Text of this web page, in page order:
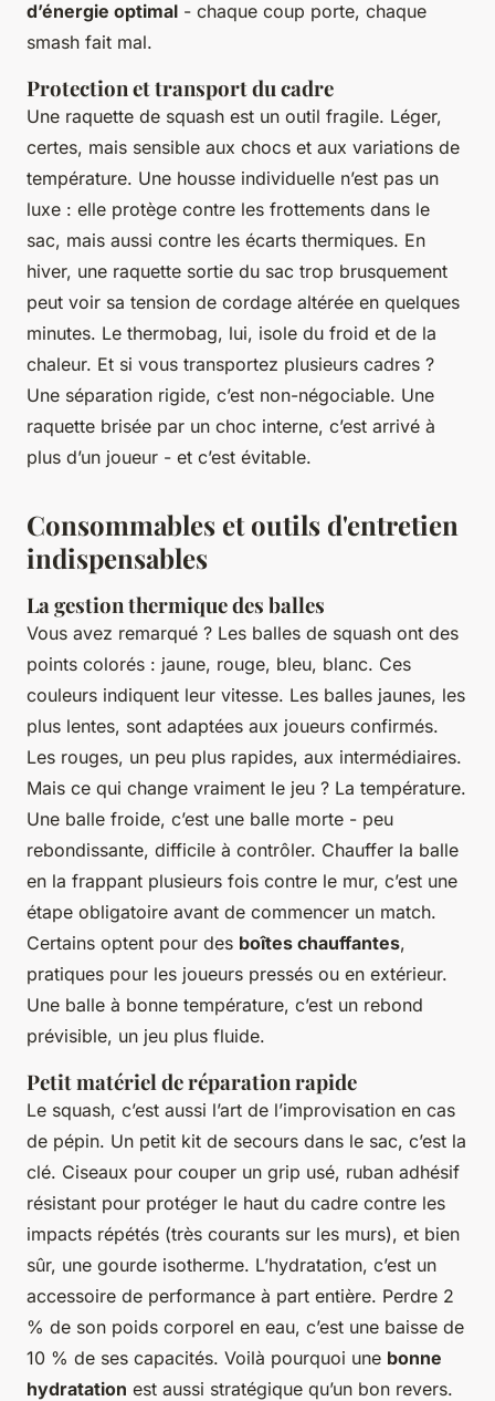
d’énergie optimal - chaque coup porte, chaque
smash fait mal.
Protection et transport du cadre
Une raquette de squash est un outil fragile. Léger,
certes, mais sensible aux chocs et aux variations de
température. Une housse individuelle n’est pas un
luxe : elle protège contre les frottements dans le
sac, mais aussi contre les écarts thermiques. En
hiver, une raquette sortie du sac trop brusquement
peut voir sa tension de cordage altérée en quelques
minutes. Le thermobag, lui, isole du froid et de la
chaleur. Et si vous transportez plusieurs cadres ?
Une séparation rigide, c’est non-négociable. Une
raquette brisée par un choc interne, c’est arrivé à
plus d’un joueur - et c’est évitable.
Consommables et outils d'entretien
indispensables
La gestion thermique des balles
Vous avez remarqué ? Les balles de squash ont des
points colorés : jaune, rouge, bleu, blanc. Ces
couleurs indiquent leur vitesse. Les balles jaunes, les
plus lentes, sont adaptées aux joueurs confirmés.
Les rouges, un peu plus rapides, aux intermédiaires.
Mais ce qui change vraiment le jeu ? La température.
Une balle froide, c’est une balle morte - peu
rebondissante, difficile à contrôler. Chauffer la balle
en la frappant plusieurs fois contre le mur, c’est une
étape obligatoire avant de commencer un match.
Certains optent pour des boîtes chauffantes,
pratiques pour les joueurs pressés ou en extérieur.
Une balle à bonne température, c’est un rebond
prévisible, un jeu plus fluide.
Petit matériel de réparation rapide
Le squash, c’est aussi l’art de l’improvisation en cas
de pépin. Un petit kit de secours dans le sac, c’est la
clé. Ciseaux pour couper un grip usé, ruban adhésif
résistant pour protéger le haut du cadre contre les
impacts répétés (très courants sur les murs), et bien
sûr, une gourde isotherme. L’hydratation, c’est un
accessoire de performance à part entière. Perdre 2
% de son poids corporel en eau, c’est une baisse de
10 % de ses capacités. Voilà pourquoi une bonne
hydratation est aussi stratégique qu’un bon revers.